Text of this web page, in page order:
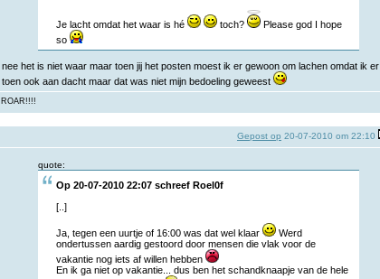
Je lacht omdat het waar is hé toch?
Please god I hope
so
nee het is niet waar maar toen jij het posten moest ik er gewoon om lachen omdat ik er
toen ook aan dacht maar dat was niet mijn bedoeling geweest
ROAR!!!!
Gepost op 20-07-2010 om 22:10
quote:
Op 20-07-2010 22:07 schreef Roel0f
[..]
Ja, tegen een uurtje of 16:00 was dat wel klaar
Werd
ondertussen aardig gestoord door mensen die vlak voor de
vakantie nog iets af willen hebben
En ik ga niet op vakantie... dus ben het schandknaapje van de hele